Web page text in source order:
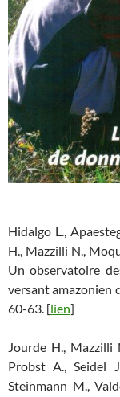
Hidalgo L.,
H., Mazzilli N.,
Un observatoire
versant amazonien
60-63. [lien]
Jourde H., Mazzilli
Probst A., Seidel
Steinmann M.,